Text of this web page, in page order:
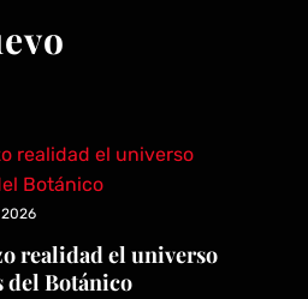
2026
realidad el universo
del Botánico